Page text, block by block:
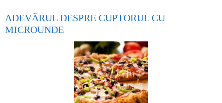
ADEVĂRUL DESPRE CUPTORUL CU
MICROUNDE